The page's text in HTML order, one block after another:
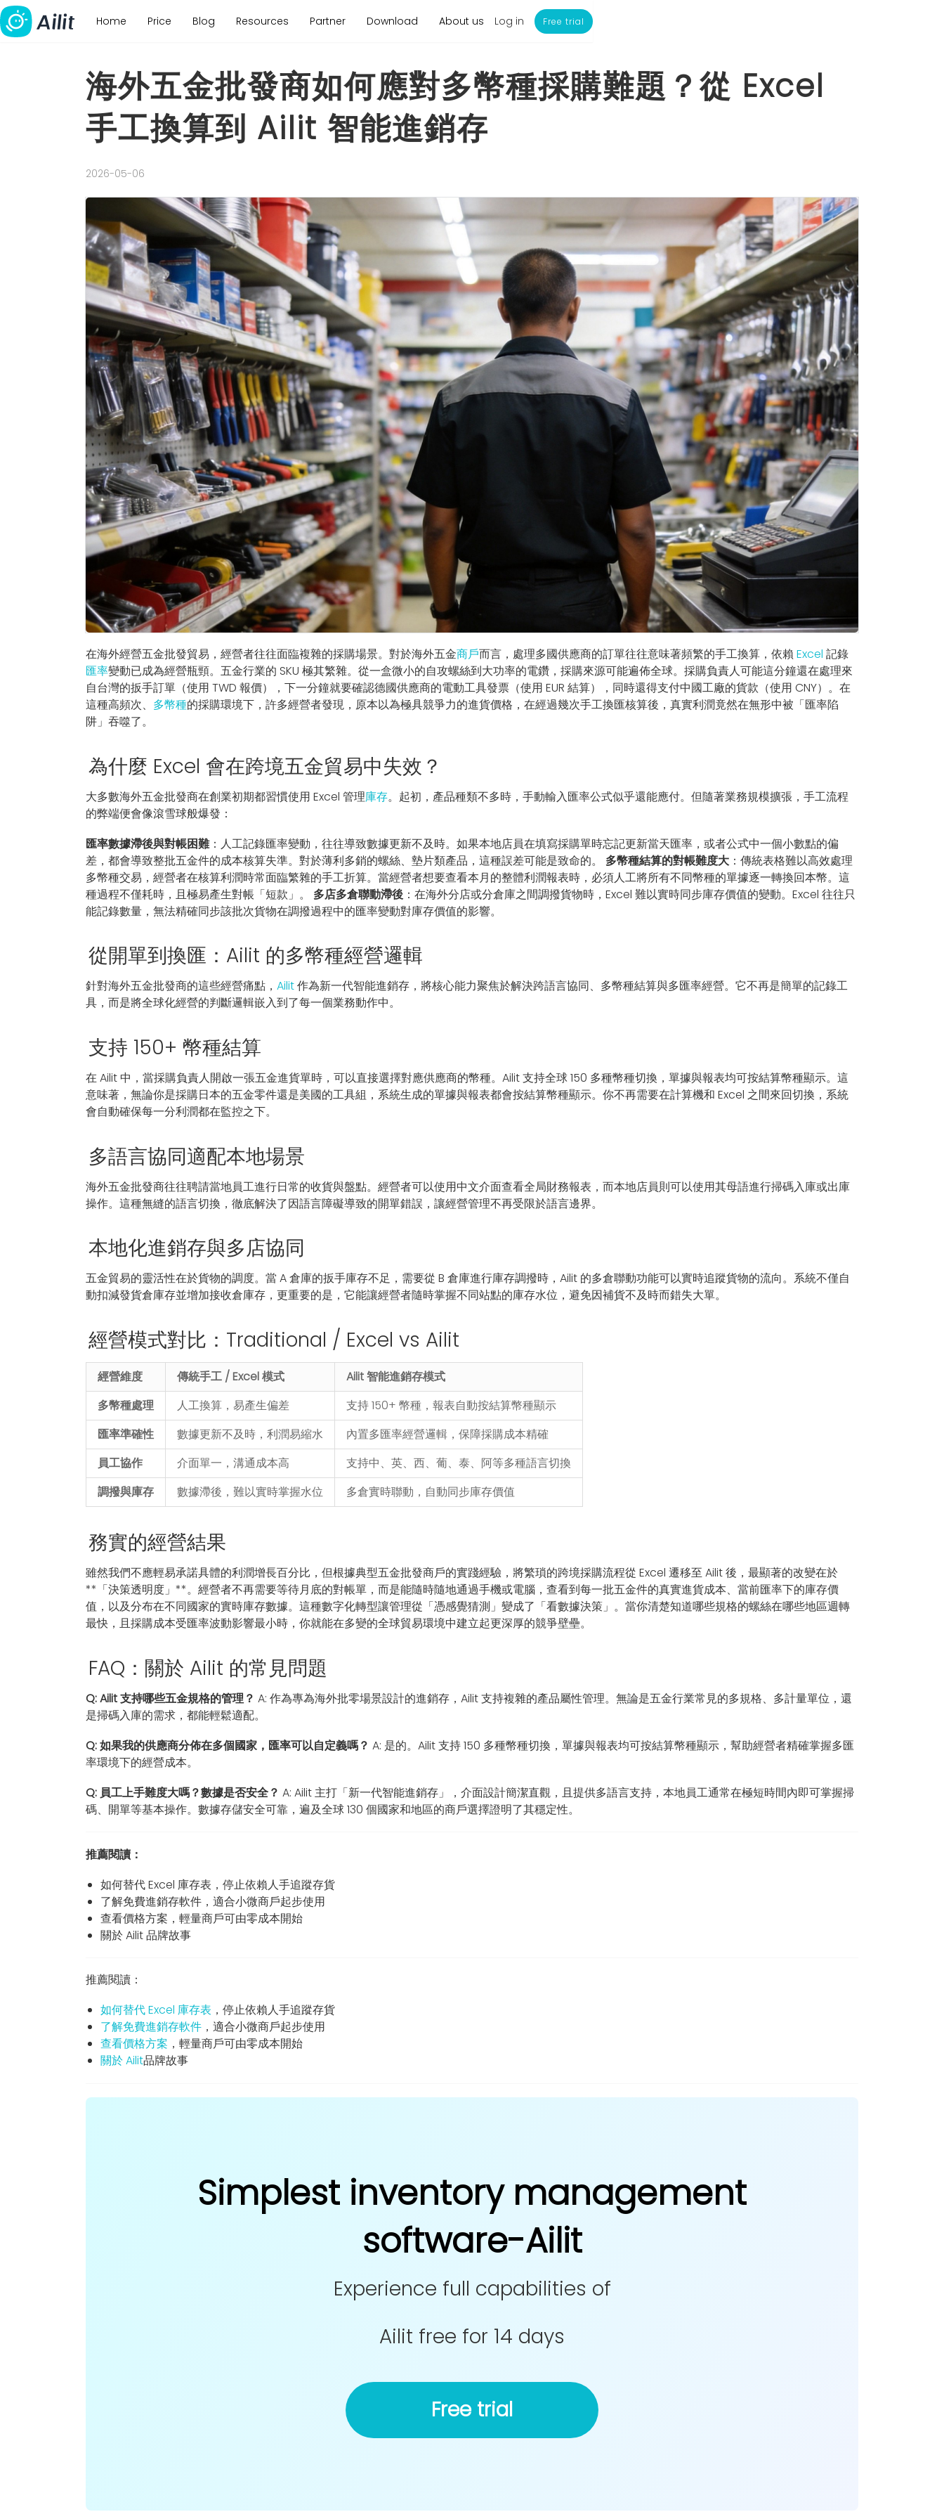
Home Price Blog Resources Partner Download About us Log in Free trial
海外五金批發商如何應對多幣種採購難題？從 Excel
手工換算到 Ailit 智能進銷存
2026-05-06
在海外經營五金批發貿易，經營者往往面臨複雜的採購場景。對於海外五金商戶而言，處理多國供應商的訂單往往意味著頻繁的手工換算，依賴 Excel 記錄
匯率變動已成為經營瓶頸。五金行業的 SKU 極其繁雜。從一盒微小的自攻螺絲到大功率的電鑽，採購來源可能遍佈全球。採購負責人可能這分鐘還在處理來
自台灣的扳手訂單（使用 TWD 報價），下一分鐘就要確認德國供應商的電動工具發票（使用 EUR 結算），同時還得支付中國工廠的貨款（使用 CNY）。在
這種高頻次、 多幣種的採購環境下，許多經營者發現，原本以為極具競爭力的進貨價格，在經過幾次手工換匯核算後，真實利潤竟然在無形中被「匯率陷
阱」吞噬了。
為什麼 Excel 會在跨境五金貿易中失效？
大多數海外五金批發商在創業初期都習慣使用 Excel 管理庫存。起初，產品種類不多時，手動輸入匯率公式似乎還能應付。但隨著業務規模擴張，手工流程
的弊端便會像滾雪球般爆發：
匯率數據滯後與對帳困難：人工記錄匯率變動，往往導致數據更新不及時。如果本地店員在填寫採購單時忘記更新當天匯率，或者公式中一個小數點的偏
差，都會導致整批五金件的成本核算失準。對於薄利多銷的螺絲、墊片類產品，這種誤差可能是致命的。 多幣種結算的對帳難度大：傳統表格難以高效處理
多幣種交易，經營者在核算利潤時常面臨繁雜的手工折算。當經營者想要查看本月的整體利潤報表時，必須人工將所有不同幣種的單據逐一轉換回本幣。這
種過程不僅耗時，且極易產生對帳「短款」。 多店多倉聯動滯後 ：在海外分店或分倉庫之間調撥貨物時，Excel 難以實時同步庫存價值的變動。Excel 往往只
能記錄數量，無法精確同步該批次貨物在調撥過程中的匯率變動對庫存價值的影響。
從開單到換匯：Ailit 的多幣種經營邏輯
針對海外五金批發商的這些經營痛點， Ailit作為新一代智能進銷存，將核心能力聚焦於解決跨語言協同、多幣種結算與多匯率經營。它不再是簡單的記錄工
具，而是將全球化經營的判斷邏輯嵌入到了每一個業務動作中。
支持 150+ 幣種結算
在 Ailit 中，當採購負責人開啟一張五金進貨單時，可以直接選擇對應供應商的幣種。Ailit 支持全球 150 多種幣種切換，單據與報表均可按結算幣種顯示。這
意味著，無論你是採購日本的五金零件還是美國的工具組，系統生成的單據與報表都會按結算幣種顯示。你不再需要在計算機和 Excel 之間來回切換，系統
會自動確保每一分利潤都在監控之下。
多語言協同適配本地場景
海外五金批發商往往聘請當地員工進行日常的收貨與盤點。經營者可以使用中文介面查看全局財務報表，而本地店員則可以使用其母語進行掃碼入庫或出庫
操作。這種無縫的語言切換，徹底解決了因語言障礙導致的開單錯誤，讓經營管理不再受限於語言邊界。
本地化進銷存與多店協同
五金貿易的靈活性在於貨物的調度。當 A 倉庫的扳手庫存不足，需要從 B 倉庫進行庫存調撥時，Ailit 的多倉聯動功能可以實時追蹤貨物的流向。系統不僅自
動扣減發貨倉庫存並增加接收倉庫存，更重要的是，它能讓經營者隨時掌握不同站點的庫存水位，避免因補貨不及時而錯失大單。
經營模式對比：Traditional / Excel vs Ailit
經營維度 傳統手工 / Excel 模式
Ailit 智能進銷存模式
多幣種處理
人工換算，易產生偏差
支持 150+ 幣種，報表自動按結算幣種顯示
匯率準確性
數據更新不及時，利潤易縮水
內置多匯率經營邏輯，保障採購成本精確
員工協作
介面單一，溝通成本高
支持中、英、西、葡、泰、阿等多種語言切換
調撥與庫存
數據滯後，難以實時掌握水位 多倉實時聯動，自動同步庫存價值
務實的經營結果
雖然我們不應輕易承諾具體的利潤增長百分比，但根據典型五金批發商戶的實踐經驗，將繁瑣的跨境採購流程從 Excel 遷移至 Ailit 後，最顯著的改變在於
**「決策透明度」**。經營者不再需要等待月底的對帳單，而是能隨時隨地通過手機或電腦，查看到每一批五金件的真實進貨成本、當前匯率下的庫存價
值，以及分布在不同國家的實時庫存數據。這種數字化轉型讓管理從「憑感覺猜測」變成了「看數據決策」。當你清楚知道哪些規格的螺絲在哪些地區週轉
最快，且採購成本受匯率波動影響最小時，你就能在多變的全球貿易環境中建立起更深厚的競爭壁壘。
FAQ：關於 Ailit 的常見問題
Q: Ailit 支持哪些五金規格的管理？ A: 作為專為海外批零場景設計的進銷存，Ailit 支持複雜的產品屬性管理。無論是五金行業常見的多規格、多計量單位，還
是掃碼入庫的需求，都能輕鬆適配。
Q: 如果我的供應商分佈在多個國家，匯率可以自定義嗎？ A: 是的。Ailit 支持 150 多種幣種切換，單據與報表均可按結算幣種顯示，幫助經營者精確掌握多匯
率環境下的經營成本。
Q: 員工上手難度大嗎？數據是否安全？ A: Ailit 主打「新一代智能進銷存」，介面設計簡潔直觀，且提供多語言支持，本地員工通常在極短時間內即可掌握掃
碼、開單等基本操作。數據存儲安全可靠，遍及全球 130 個國家和地區的商戶選擇證明了其穩定性。
推薦閱讀：
如何替代 Excel 庫存表，停止依賴人手追蹤存貨
了解免費進銷存軟件，適合小微商戶起步使用
查看價格方案，輕量商戶可由零成本開始
關於 Ailit 品牌故事
推薦閱讀：
如何替代 Excel 庫存表 ，停止依賴人手追蹤存貨
了解免費進銷存軟件，適合小微商戶起步使用
查看價格方案 ，輕量商戶可由零成本開始
關於 Ailit品牌故事
Simplest inventory management
software-Ailit
Experience full capabilities of
Ailit free for 14 days
Free trial